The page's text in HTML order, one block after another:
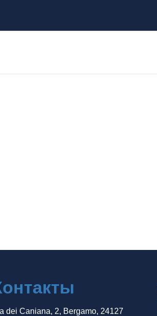
dei Caniana, 2, Bergamo, 24127